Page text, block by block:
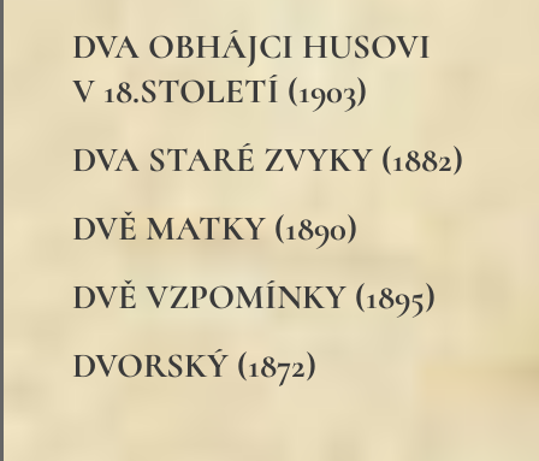
DVA OBHÁJCI HUSOVI
V 18.STOLETÍ (1903)
DVA STARÉ ZVYKY (1882)
DVĚ MATKY (1890)
DVĚ VZPOMÍNKY (1895)
DVORSKÝ (1872)